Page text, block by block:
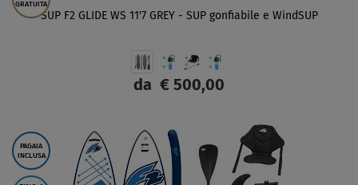
GRATUITA
SUP F2 GLIDE WS 11'7 GREY - SUP gonfiabile e WindSUP
da € 500,00
PAGAIA
INCLUSA